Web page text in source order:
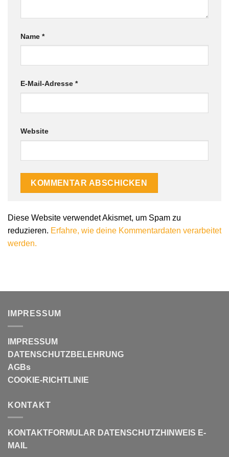
Name *
E-Mail-Adresse *
Website
Diese Website verwendet Akismet, um Spam zu
reduzieren. Erfahre, wie deine Kommentardaten verarbeitet
werden.
IMPRESSUM
IMPRESSUM
DATENSCHUTZBELEHRUNG
AGBs
COOKIE-RICHTLINIE
KONTAKT
KONTAKTFORMULAR DATENSCHUTZHINWEIS E-
MAIL